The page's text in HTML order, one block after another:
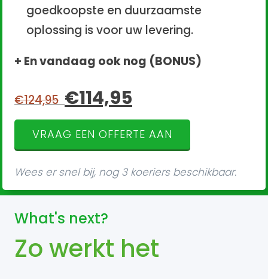
goedkoopste en duurzaamste
oplossing is voor uw levering.
+ En vandaag ook nog (BONUS)
€124,95 €114,95
VRAAG EEN OFFERTE AAN
Wees er snel bij, nog 3 koeriers beschikbaar.
What's next?
Zo werkt het